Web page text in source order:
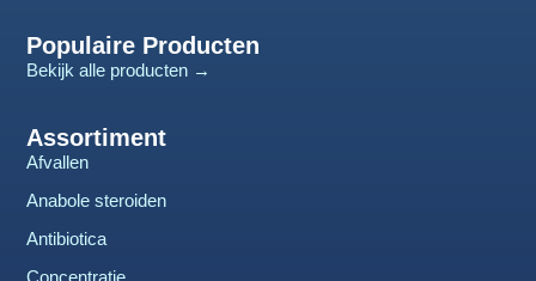
Populaire Producten
Bekijk alle producten →
Assortiment
Afvallen
Anabole steroiden
Antibiotica